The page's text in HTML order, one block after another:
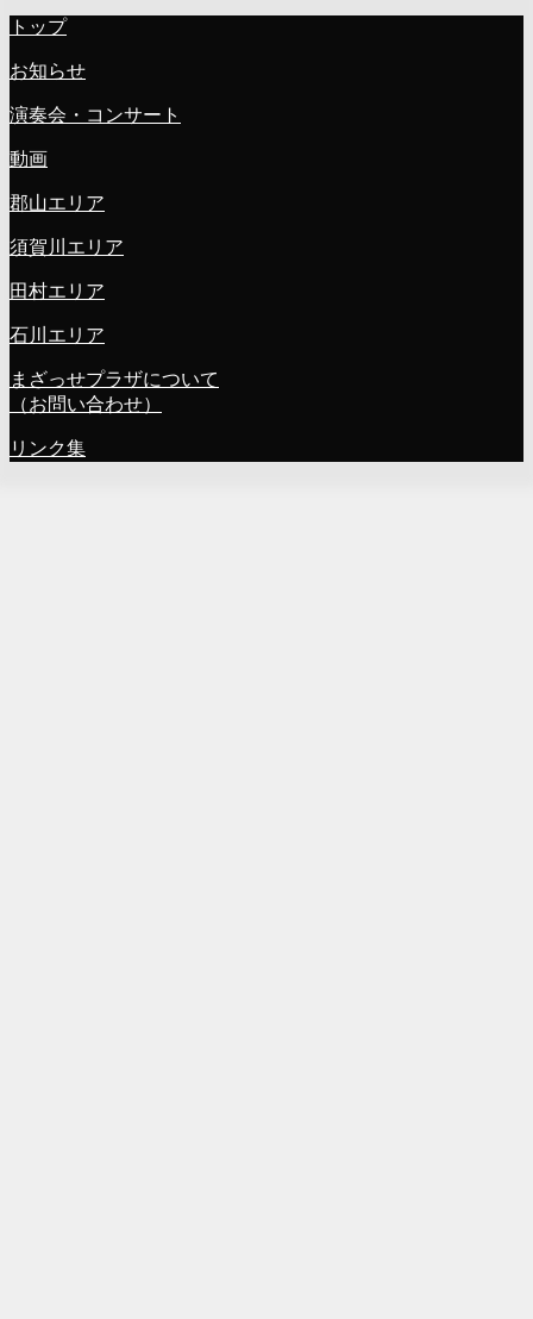
トップ
お知らせ
演奏会・コンサート
動画
郡山エリア
須賀川エリア
田村エリア
石川エリア
まざっせプラザについて
（お問い合わせ）
リンク集